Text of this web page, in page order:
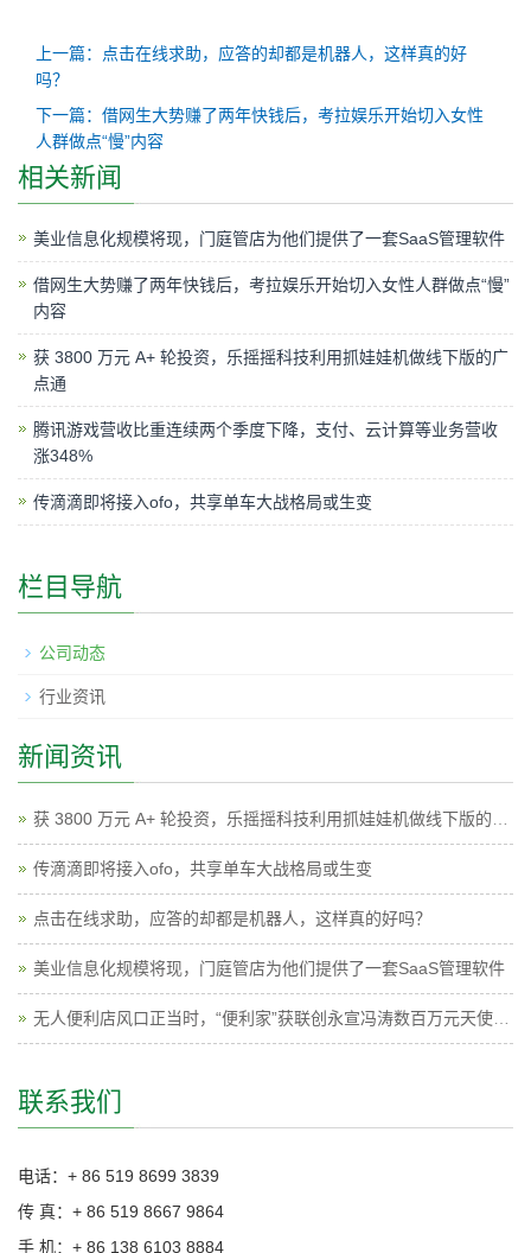
上一篇：点击在线求助，应答的却都是机器人，这样真的好
吗？
下一篇：借网生大势赚了两年快钱后，考拉娱乐开始切入女性
人群做点“慢”内容
相关新闻
美业信息化规模将现，门庭管店为他们提供了一套SaaS管理软件
借网生大势赚了两年快钱后，考拉娱乐开始切入女性人群做点“慢”
内容
获 3800 万元 A+ 轮投资，乐摇摇科技利用抓娃娃机做线下版的广
点通
腾讯游戏营收比重连续两个季度下降，支付、云计算等业务营收
涨348%
传滴滴即将接入ofo，共享单车大战格局或生变
栏目导航
公司动态
行业资讯
新闻资讯
传滴滴即将接入ofo，共享单车大战格局或生变
点击在线求助，应答的却都是机器人，这样真的好吗？
美业信息化规模将现，门庭管店为他们提供了一套SaaS管理软件
联系我们
电话：+ 86 519 8699 3839
传 真：+ 86 519 8667 9864
手 机：+ 86 138 6103 8884